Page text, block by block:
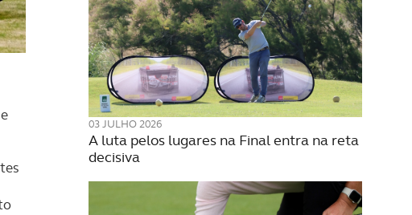
03 JULHO 2026
A luta pelos lugares na Final entra na reta
decisiva